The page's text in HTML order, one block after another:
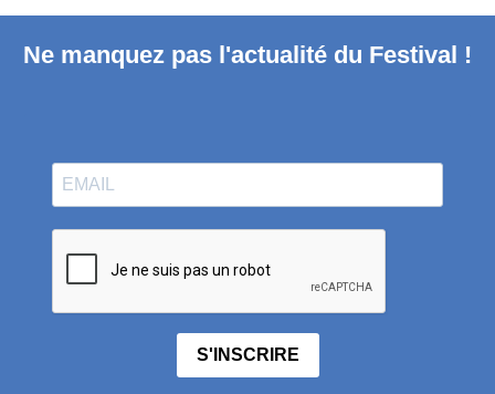
Ne manquez pas l'actualité du Festival !
S'INSCRIRE